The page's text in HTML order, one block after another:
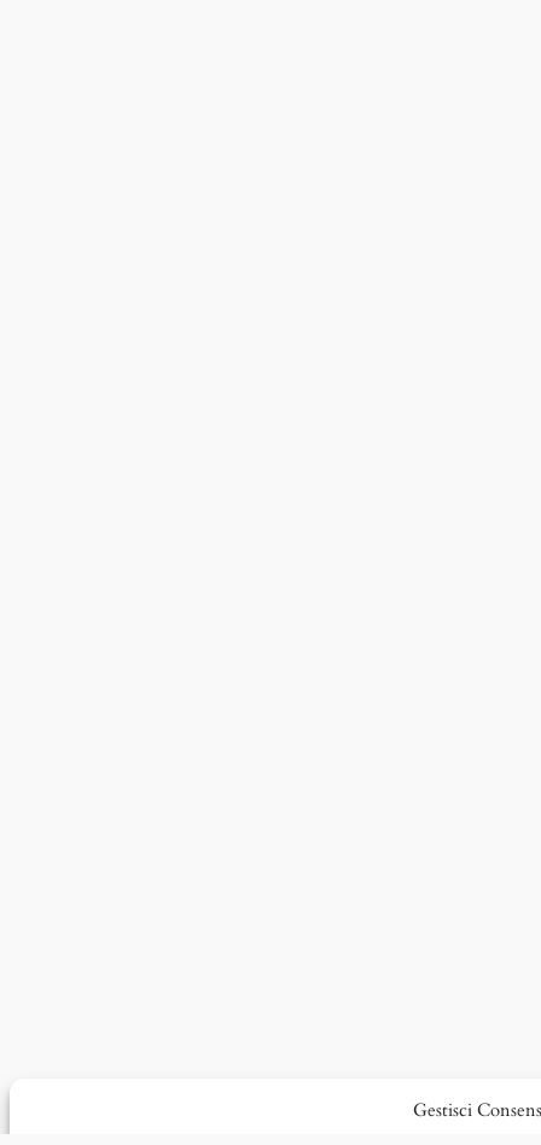
Gestisci